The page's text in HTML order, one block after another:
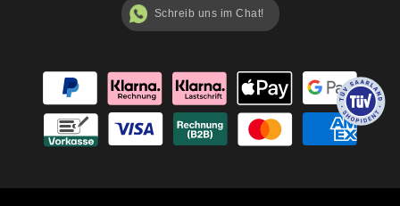
Schreib uns im Chat!